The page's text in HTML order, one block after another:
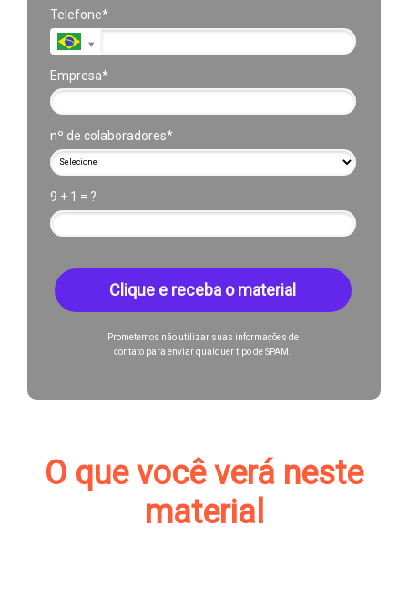
Telefone*
Empresa*
nº de colaboradores*
9 + 1 = ?
Clique e receba o material
Prometemos não utilizar suas informações de
contato para enviar qualquer tipo de SPAM.
O que você verá neste
material